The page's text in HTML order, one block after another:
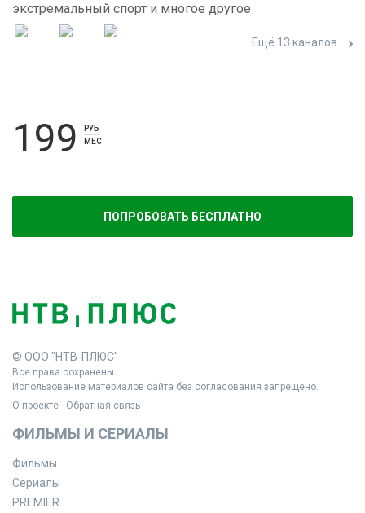
экстремальный спорт и многое другое
Ещё 13 каналов
199
РУБ
МЕС
ПОПРОБОВАТЬ БЕСПЛАТНО
© ООО "НТВ-ПЛЮС"
Все права сохранены.
Использование материалов сайта без согласования запрещено.
О проекте
Обратная связь
ФИЛЬМЫ И СЕРИАЛЫ
Фильмы
Сериалы
PREMIER